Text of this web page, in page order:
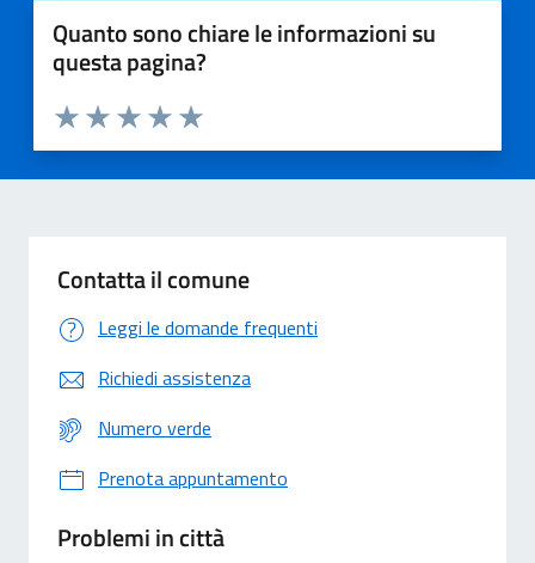
Quanto sono chiare le informazioni su
questa pagina?
Valuta 5 stelle su 5
Valuta 4 stelle su 5
Valuta 3 stelle su 5
Valuta 2 stelle su 5
Valuta 1 stelle su 5
Contatta il comune
Leggi le domande frequenti
Richiedi assistenza
Numero verde
Prenota appuntamento
Problemi in città